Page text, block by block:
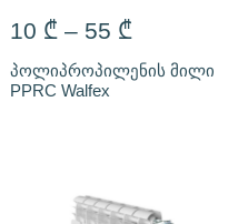
10 ₾ – 55 ₾
პოლიპროპილენის მილი
PPRC Walfex